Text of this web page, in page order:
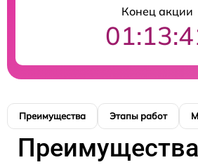
Конец акции
Преимущества Этапы работ